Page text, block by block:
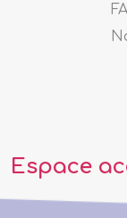
Espace